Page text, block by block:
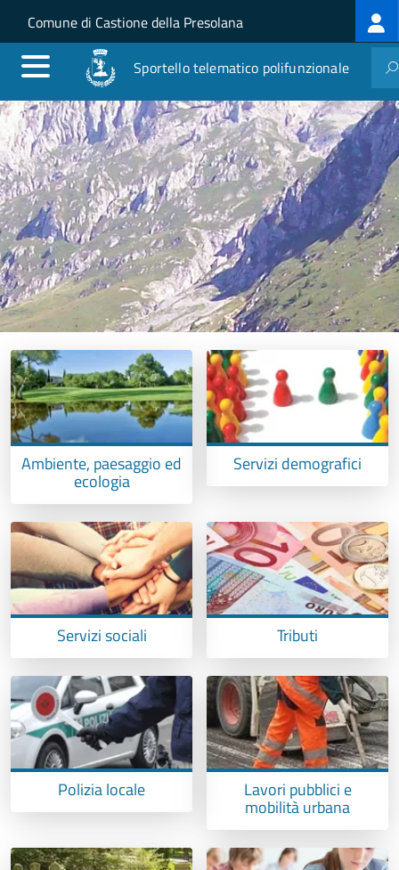
Salta al contenuto principale
Skip to site navigation
Comune di Castione della Presolana
Sportello telematico polifunzionale
Ambiente, paesaggio ed
ecologia
Servizi demografici
Servizi sociali Tributi
Polizia locale Lavori pubblici e
mobilità urbana